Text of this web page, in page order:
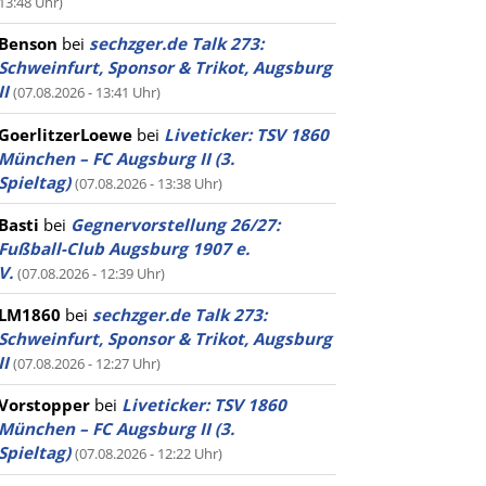
bei sechzger.de Talk 273:
Sponsor & Trikot, Augsburg
(07.08.2026 - 13:41 Uhr)
bei Liveticker: TSV 1860
– FC Augsburg II (3.
(07.08.2026 - 13:38 Uhr)
bei Gegnervorstellung 26/27:
Club Augsburg 1907 e.
(07.08.2026 - 12:39 Uhr)
bei sechzger.de Talk 273:
Sponsor & Trikot, Augsburg
(07.08.2026 - 12:27 Uhr)
bei Liveticker: TSV 1860
– FC Augsburg II (3.
(07.08.2026 - 12:22 Uhr)